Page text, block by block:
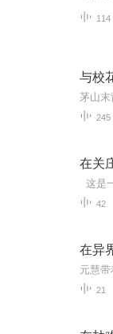
114
与校
245
在关
42
在异
21